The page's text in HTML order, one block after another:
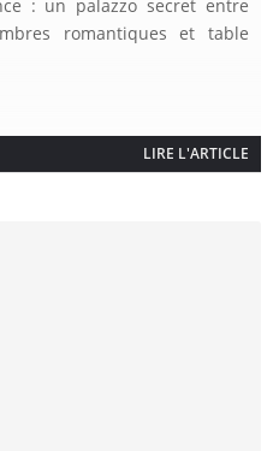
: un palazzo secret entre
romantiques et table
LIRE L'ARTICLE